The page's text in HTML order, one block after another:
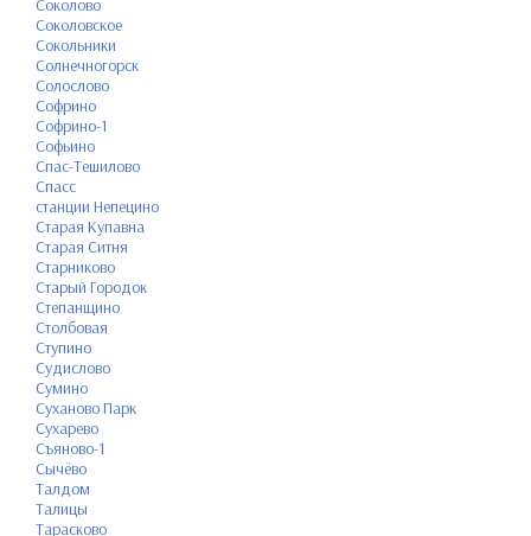
Соколово
Соколовское
Сокольники
Солнечногорск
Солослово
Софрино
Софрино-1
Софьино
Спас-Тешилово
Спасс
станции Непецино
Старая Купавна
Старая Ситня
Старниково
Старый Городок
Степанщино
Столбовая
Ступино
Судислово
Сумино
Суханово Парк
Сухарево
Съяново-1
Сычёво
Талдом
Талицы
Тарасково